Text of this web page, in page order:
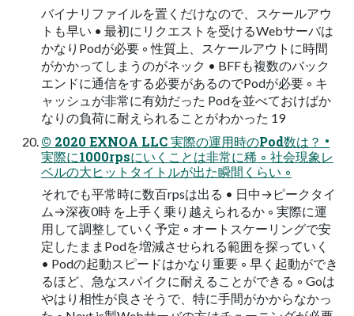
バイナリファイルを置くだけなので、スケールアウ
トも早い • 最初にリクエストを受けるWebサーバは
かなりPodが必要 ◦ 性質上、スケールアウトに時間
がかかってしまうのがネック • BFFも複数のバック
エンドに通信をする必要があるのでPodが必要 ◦ キ
ャッシュが非常に有効だった Podを並べておけばか
なりの負荷に耐えられることがわかった 19
© 2020 EXNOA LLC 実際の運用時のPod数は？ •
実際に1000rpsにいくことは非常に稀 ◦ 社会現象レ
ベルの大ヒットタイトルが出た瞬間くらい ◦
それでも平常時に数百rpsは出る • 日中→ピークタイ
ム→深夜0時 を上手く乗り越えられるか ◦ 実際に運
用して調整していく予定 ◦ オートスケーリングで安
定したままPodを増減させられる範囲を探っていく
• Podの起動スピードはかなり重要 ◦ 早く起動ができ
るほど、急なスパイクに耐えることができる ◦ Goは
やはり相性が良さそうで、特に手間がかからなかっ